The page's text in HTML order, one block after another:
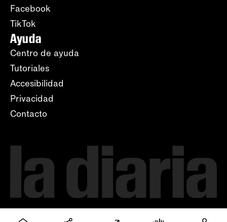
Facebook
TikTok
Ayuda
Centro de ayuda
Tutoriales
Accesibilidad
Privacidad
Contacto